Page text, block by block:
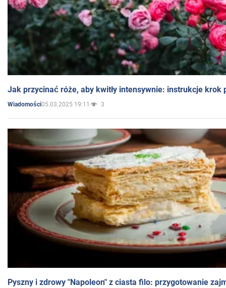
Jak przycinać róże, aby kwitły intensywnie: instrukcje krok
Wiadomości05.03.2025 19:11 3
Pyszny i zdrowy "Napoleon" z ciasta filo: przygotowanie